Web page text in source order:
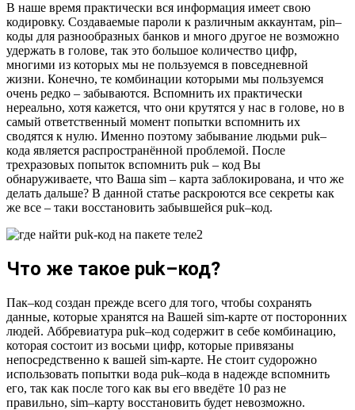
В наше время практически вся информация имеет свою
кодировку. Создаваемые пароли к различным аккаунтам, pin–
коды для разнообразных банков и много другое не возможно
удержать в голове, так это большое количество цифр,
многими из которых мы не пользуемся в повседневной
жизни. Конечно, те комбинации которыми мы пользуемся
очень редко – забываются. Вспомнить их практически
нереально, хотя кажется, что они крутятся у нас в голове, но в
самый ответственный момент попытки вспомнить их
сводятся к нулю. Именно поэтому забывание людьми puk–
кода является распространённой проблемой. После
трехразовых попыток вспомнить puk – код Вы
обнаруживаете, что Ваша sim – карта заблокирована, и что же
делать дальше? В данной статье раскроются все секреты как
же все – таки восстановить забывшейся puk–код.
Что же такое puk–код?
Пак–код создан прежде всего для того, чтобы сохранять
данные, которые хранятся на Вашей sim-карте от посторонних
людей. Аббревиатура puk–код содержит в себе комбинацию,
которая состоит из восьми цифр, которые привязаны
непосредственно к вашей sim-карте. Не стоит судорожно
использовать попытки вода puk–кода в надежде вспомнить
его, так как после того как вы его введёте 10 раз не
правильно, sim–карту восстановить будет невозможно.